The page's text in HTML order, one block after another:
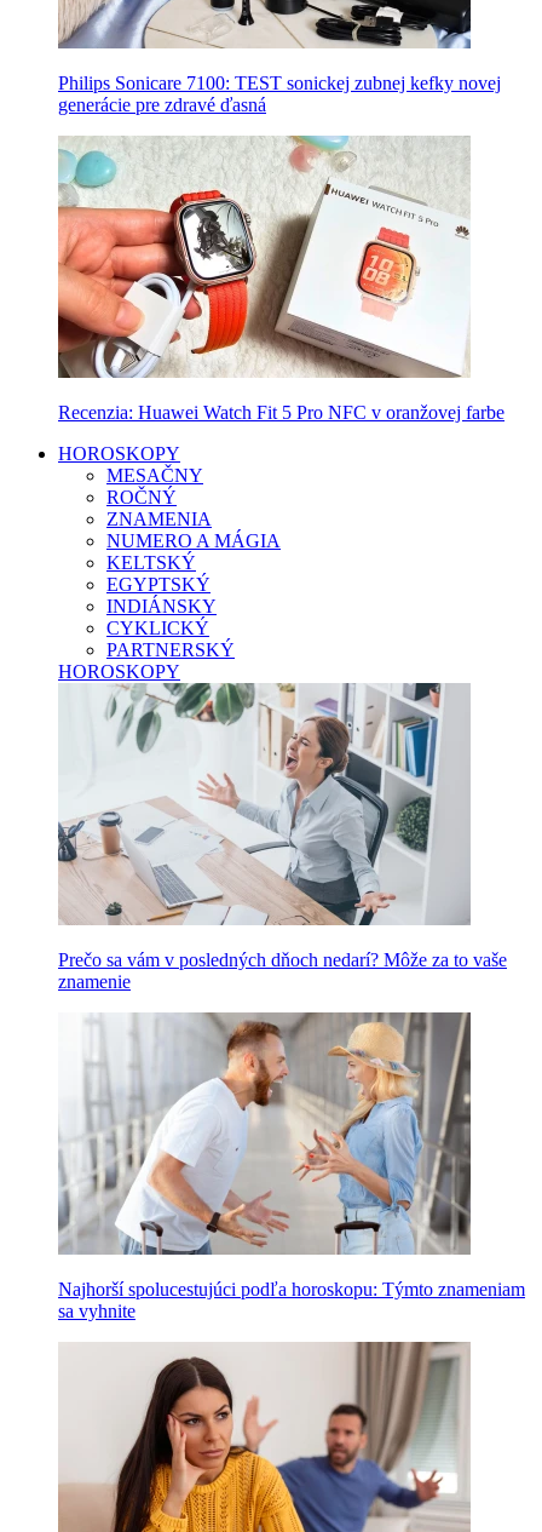
Philips Sonicare 7100: TEST sonickej zubnej kefky novej
generácie pre zdravé ďasná
Recenzia: Huawei Watch Fit 5 Pro NFC v oranžovej farbe
HOROSKOPY
MESAČNY
ROČNÝ
ZNAMENIA
NUMERO A MÁGIA
KELTSKÝ
EGYPTSKÝ
INDIÁNSKY
CYKLICKÝ
PARTNERSKÝ
HOROSKOPY
Prečo sa vám v posledných dňoch nedarí? Môže za to vaše
znamenie
Najhorší spolucestujúci podľa horoskopu: Týmto znameniam
sa vyhnite